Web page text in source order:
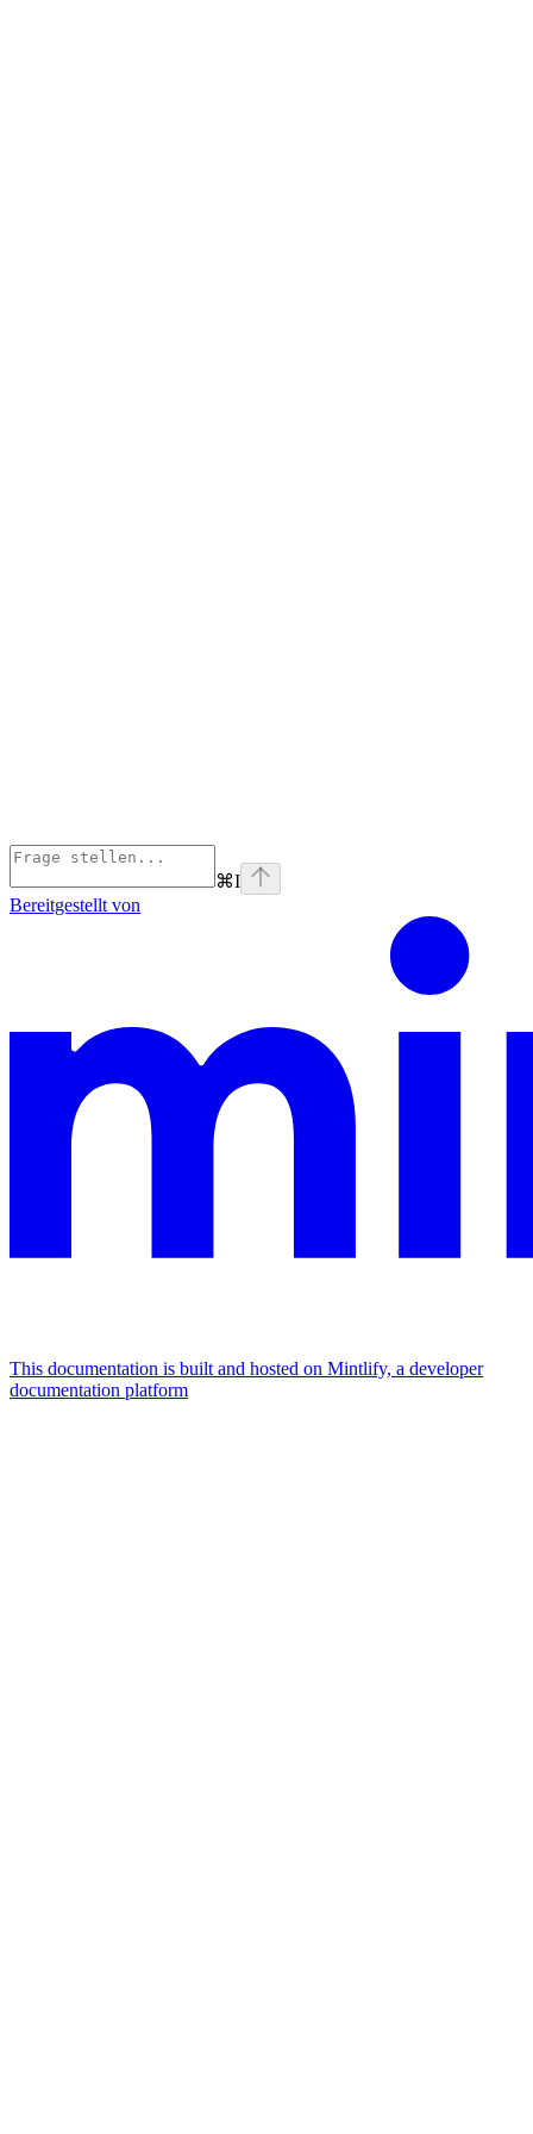
⌘I
Bereitgestellt von
This documentation is built and hosted on Mintlify, a developer
documentation platform